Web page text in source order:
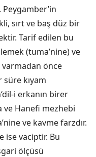
sırt ve baş düz bir
Tarif edilen bu
(tuma’nine) ve
önce
kıyam
i erkanın birer
ve Hanefi mezhebi
ve kavme farzdır.
ise vaciptir. Bu
ölçüsü